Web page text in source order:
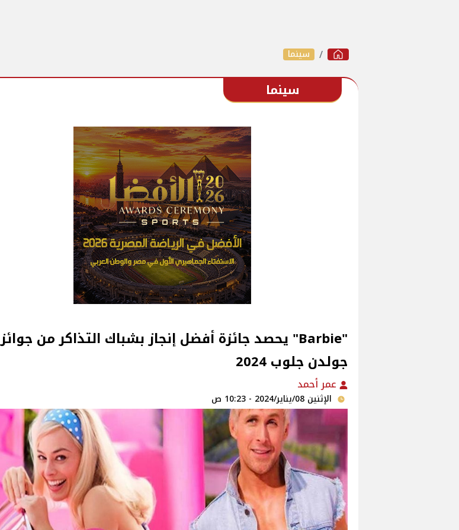
سينما
سينما
"Barbie" يحصد جائزة أفضل إنجاز بشباك التذاكر من جوائز
جولدن جلوب 2024
عمر أحمد
الإثنين 08/يناير/2024 - 10:23 ص